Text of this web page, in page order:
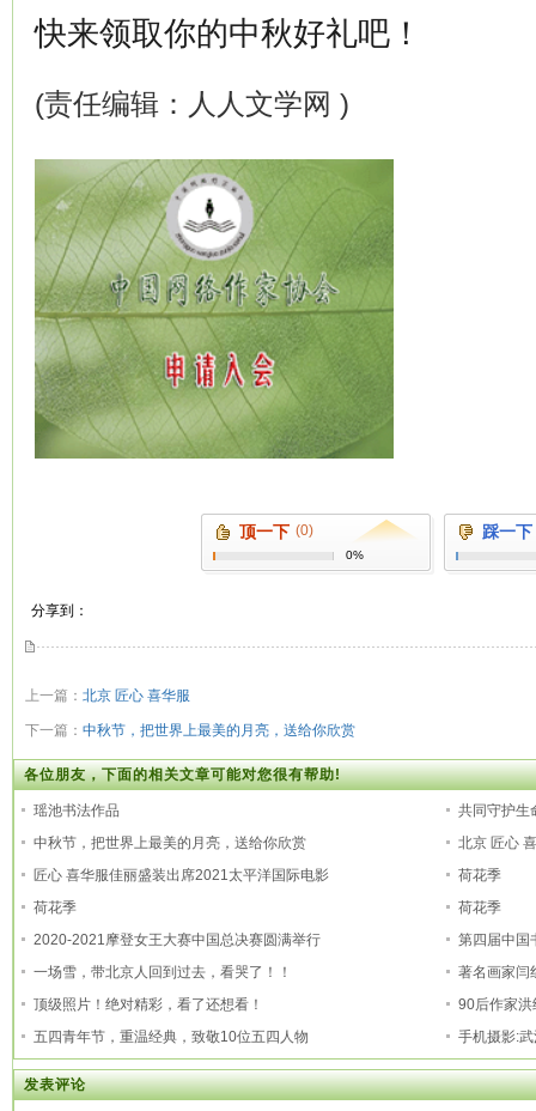
快来领取你的中秋好礼吧！
(责任编辑：人人文学网 )
顶一下 (0)
0%
踩一下
分享到：
上一篇： 北京 匠心 喜华服
下一篇： 中秋节，把世界上最美的月亮，送给你欣赏
各位朋友，下面的相关文章可能对您很有帮助!
瑶池书法作品
共同守护生
中秋节，把世界上最美的月亮，送给你欣赏
北京 匠心
匠心 喜华服佳丽盛装出席2021太平洋国际电影
荷花季
荷花季
荷花季
2020-2021摩登女王大赛中国总决赛圆满举行
第四届中国
一场雪，带北京人回到过去，看哭了！！
著名画家闫
顶级照片！绝对精彩，看了还想看！
90后作家洪
五四青年节，重温经典，致敬10位五四人物
手机摄影:
发表评论